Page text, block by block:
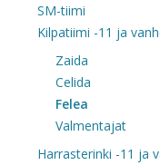
SM-tiimi
Kilpatiimi -11 ja
Zaida
Celida
Felea
Valmentajat
Harrasterinki -11 ja